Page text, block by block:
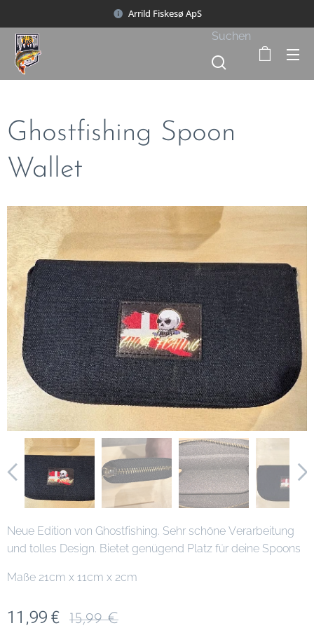
Arrild Fiskesø ApS
Suchen
Ghostfishing Spoon
Wallet
Neue Edition von Ghostfishing. Sehr schöne Verarbeitung
und tolles Design. Bietet genügend Platz für deine Spoons
Maße 21cm x 11cm x 2cm
11,99 € 15,99€